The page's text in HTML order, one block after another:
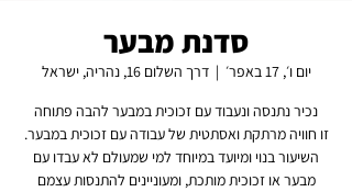
סדנת מבער
יום ו׳, 17 באפר׳
  |
דרך השלום 16, נהריה, ישראל
השיעור בנוי ומיועד במיוחד למי שמעולם לא עבדו עם
מבער או זכוכית מותכת, ומעוניינים להתנסות עצמם